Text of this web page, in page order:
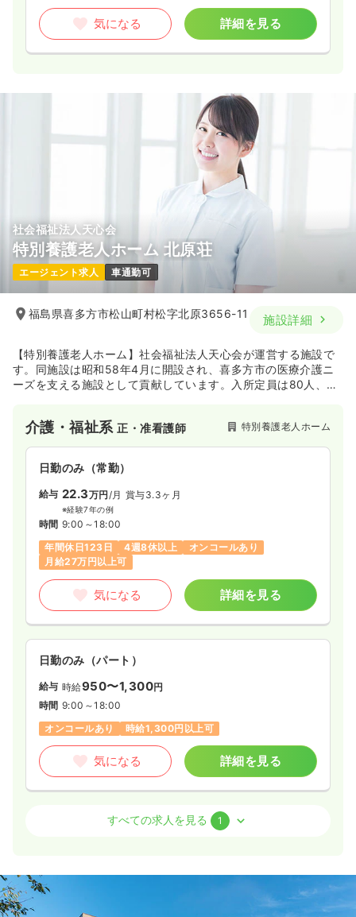
気になる 詳細を見る
社会福祉法人天心会
特別養護老人ホーム 北原荘
エージェント求人 車通勤可
福島県喜多方市松山町村松字北原3656-11 施設詳細
【特別養護老人ホーム】社会福祉法人天心会が運営する施設で
す。同施設は昭和58年4月に開設され、喜多方市の医療介護ニ
ーズを支える施設として貢献しています。入所定員は80人、通
介護・福祉系正・准看護師 特別養護老人ホーム
日勤のみ（常勤）
給与 22.3万円 /月 賞与3.3ヶ月
※経験7年の例
時間 9:00～18:00
年間休日123日
4週8休以上
オンコールあり
月給27万円以上可
気になる 詳細を見る
日勤のみ（パート）
給与 時給950〜1,300円
時間 9:00～18:00
オンコールあり
時給1,300円以上可
気になる 詳細を見る
介護・福祉系正・准看護師 デイケア・デイサービス
給与
すべての求人を見る 1